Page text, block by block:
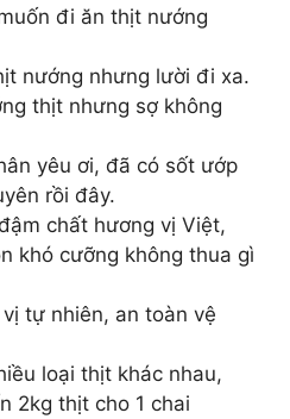
đi ăn thịt nướng
nướng nhưng lười đi xa.
thịt nhưng sợ không
yêu ơi, đã có sốt ướp
rồi đây.
chất hương vị Việt,
khó cưỡng không thua gì
tự nhiên, an toàn vệ
loại thịt khác nhau,
2kg thịt cho 1 chai